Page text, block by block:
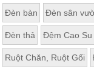
Đèn bàn Đèn sân
Đèn thả Đệm Cao Su
Ruột Chăn, Ruột Gối